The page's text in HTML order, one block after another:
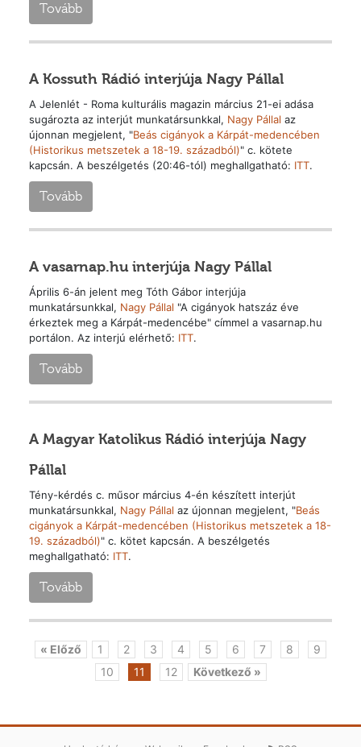
Tovább
A Kossuth Rádió interjúja Nagy Pállal
A Jelenlét - Roma kulturális magazin március 21-ei adása
sugározta az interjút munkatársunkkal, Nagy Pállal az
újonnan megjelent, "Beás cigányok a Kárpát-medencében
(Historikus metszetek a 18-19. századból)" c. kötete
kapcsán. A beszélgetés (20:46-tól) meghallgatható: ITT.
Tovább
A vasarnap.hu interjúja Nagy Pállal
Április 6-án jelent meg Tóth Gábor interjúja
munkatársunkkal, Nagy Pállal "A cigányok hatszáz éve
érkeztek meg a Kárpát-medencébe" címmel a vasarnap.hu
portálon. Az interjú elérhető: ITT.
Tovább
A Magyar Katolikus Rádió interjúja Nagy
Pállal
Tény-kérdés c. műsor március 4-én készített interjút
munkatársunkkal, Nagy Pállal az újonnan megjelent, "Beás
cigányok a Kárpát-medencében (Historikus metszetek a 18-
19. századból)" c. kötet kapcsán. A beszélgetés
meghallgatható: ITT.
Tovább
« Előző 1 2 3 4 5 6 7 8
9
10
11 12 Következő »